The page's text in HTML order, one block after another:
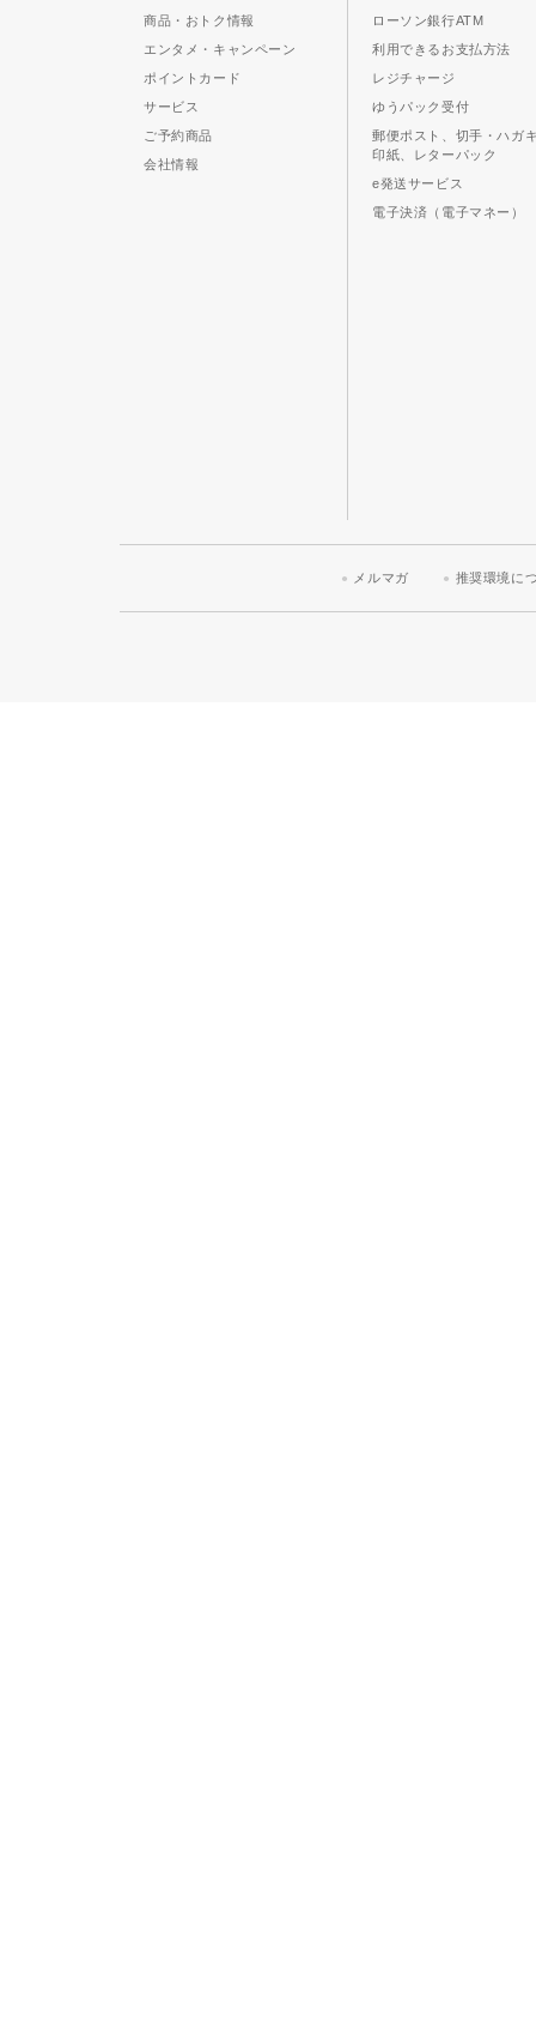
商品・おトク情報
エンタメ・キャンペーン
ポイントカード
サービス
ご予約商品
会社情報
ローソン銀行ATM
利用できるお支払方法
レジチャージ
ゆうパック受付
郵便ポスト、切手・ハガ
印紙、レターパック
e発送サービス
電子決済（電子マネー）
メルマガ 推奨環境に